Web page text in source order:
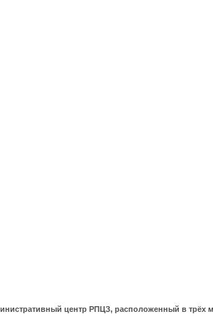
центр РПЦЗ, расположенный в трёх